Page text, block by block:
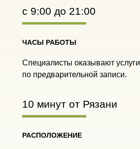
c 9:00 до 21:00
ЧАСЫ РАБОТЫ
Специалисты оказывают услуги
по предварительной записи.
10 минут от Рязани
РАСПОЛОЖЕНИЕ